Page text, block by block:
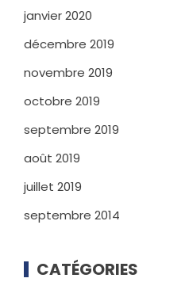
janvier 2020
décembre 2019
novembre 2019
octobre 2019
septembre 2019
août 2019
juillet 2019
septembre 2014
CATÉGORIES